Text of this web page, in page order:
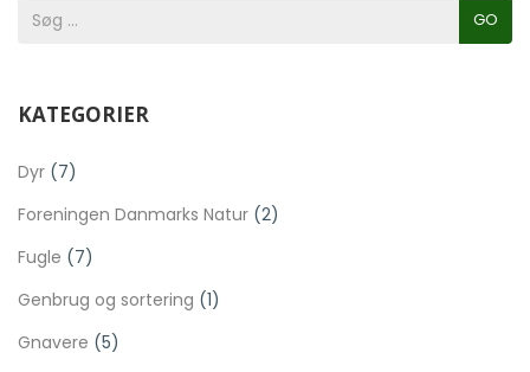
GO
KATEGORIER
Dyr (7)
Foreningen Danmarks Natur (2)
Fugle (7)
Genbrug og sortering (1)
Gnavere (5)